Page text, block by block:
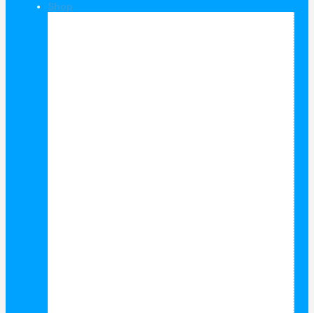
Shop